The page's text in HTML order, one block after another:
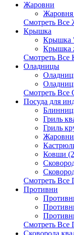
Жаровни
Жаровня
Смотреть Все
Крышка
Крышка
Крышка
Смотреть Все
Оладницы
Смотреть Все
Посуда для
Гриль
Гриль
Жаровни
Ковши
Смотреть Все
Противни
Смотреть Все
Сковорода